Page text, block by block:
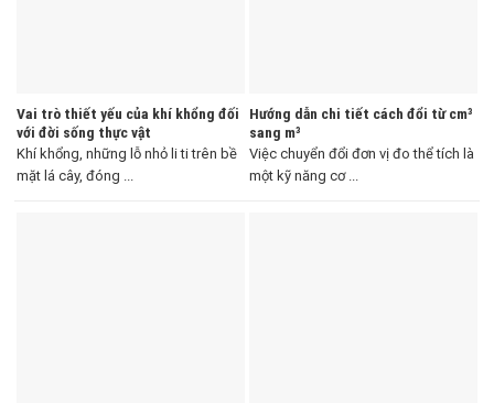
Vai trò thiết yếu của khí khổng đối
với đời sống thực vật
Khí khổng, những lỗ nhỏ li ti trên bề
mặt lá cây, đóng ...
Hướng dẫn chi tiết cách đổi từ cm³
sang m³
Việc chuyển đổi đơn vị đo thể tích là
một kỹ năng cơ ...